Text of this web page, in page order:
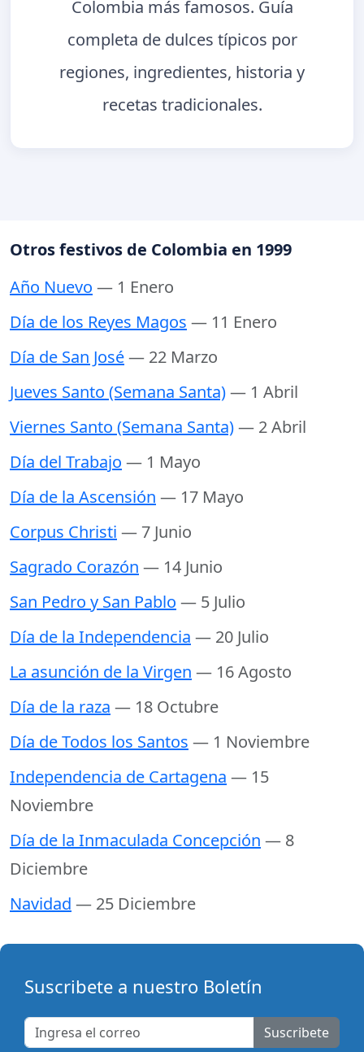
Colombia más famosos. Guía
completa de dulces típicos por
regiones, ingredientes, historia y
recetas tradicionales.
Otros festivos de Colombia en 1999
Año Nuevo — 1 Enero
Día de los Reyes Magos — 11 Enero
Día de San José— 22 Marzo
Jueves Santo (Semana Santa)— 1 Abril
Viernes Santo (Semana Santa)— 2 Abril
Día del Trabajo — 1 Mayo
Día de la Ascensión — 17 Mayo
Corpus Christi — 7 Junio
Sagrado Corazón — 14 Junio
San Pedro y San Pablo — 5 Julio
Día de la Independencia — 20 Julio
La asunción de la Virgen — 16 Agosto
Día de la raza — 18 Octubre
Día de Todos los Santos — 1 Noviembre
Independencia de Cartagena — 15
Noviembre
Día de la Inmaculada Concepción — 8
Diciembre
Navidad — 25 Diciembre
Suscribete a nuestro Boletín
Suscribete